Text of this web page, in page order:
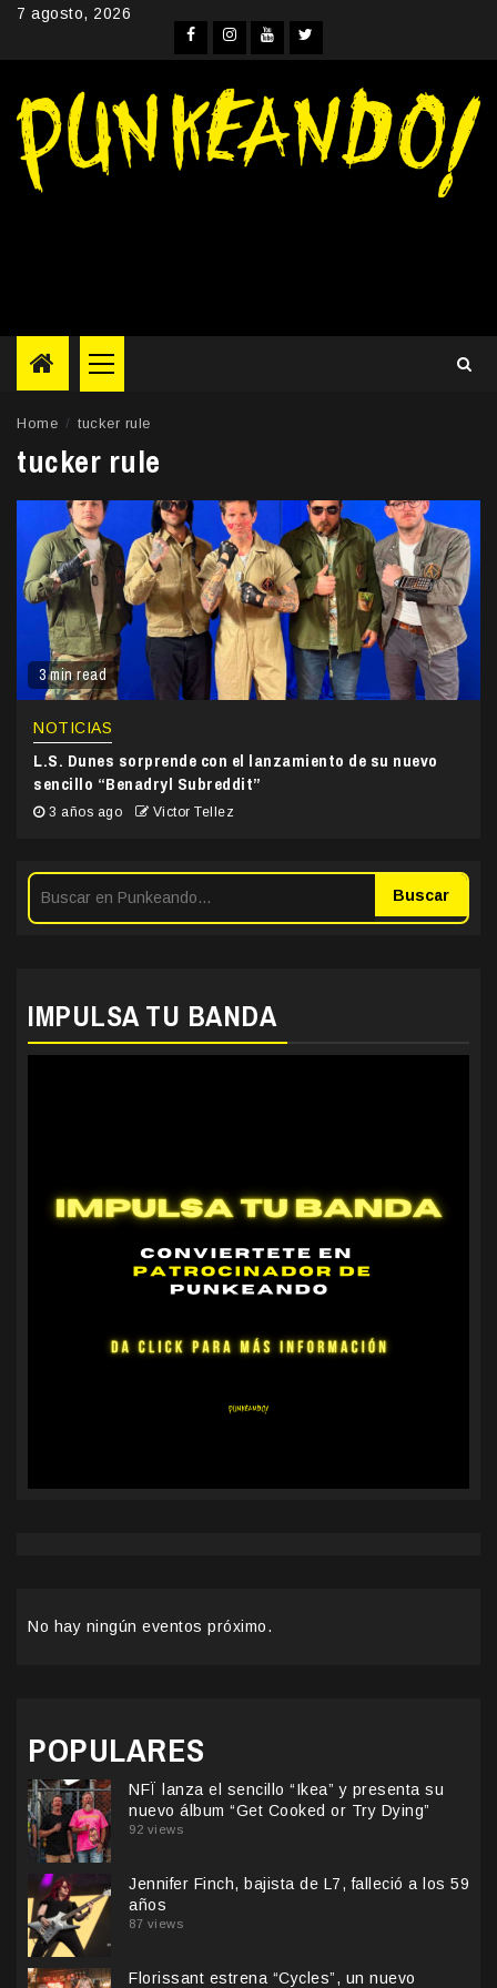
Skip7 agosto, 2026
Facebook
Instagram
YouTube
Twitter
Primary
Menu
Home tucker rule
tucker rule
3 min read
NOTICIAS
L.S. Dunes sorprende con el lanzamiento de su nuevo
sencillo “Benadryl Subreddit”
3 años ago Victor Tellez
Buscar
IMPULSA TU BANDA
No hay ningún eventos próximo.
POPULARES
NFÏ lanza el sencillo “Ikea” y presenta su
nuevo álbum “Get Cooked or Try Dying”
92 views
Jennifer Finch, bajista de L7, falleció a los 59
años
87 views
Florissant estrena “Cycles”, un nuevo